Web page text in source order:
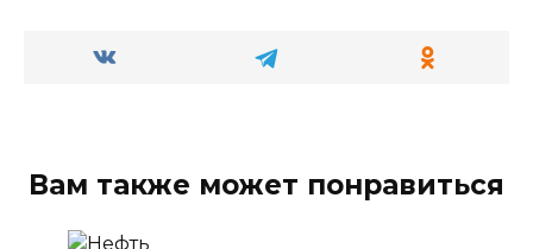
Вам также может понравиться